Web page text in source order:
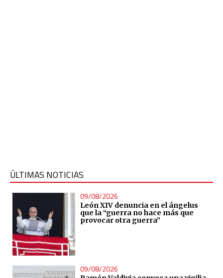
ÚLTIMAS NOTICIAS
09/08/2026
León XIV denuncia en el ángelus
que la “guerra no hace más que
provocar otra guerra”
09/08/2026